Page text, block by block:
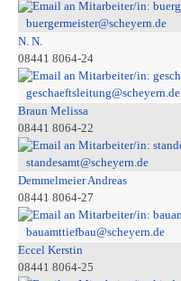
buergermeister@scheyern.de
N. N.
08441 8064-24
geschaeftsleitung@scheyern.de
Braun Melissa
08441 8064-22
standesamt@scheyern.de
Demmelmeier Andreas
08441 8064-27
bauamttiefbau@scheyern.de
Eccel Kerstin
08441 8064-25